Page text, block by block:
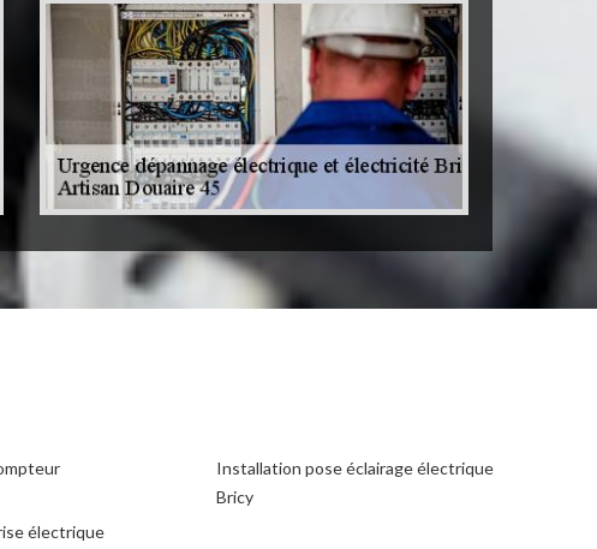
électrique
Installation pose éclairage électrique
Bricy